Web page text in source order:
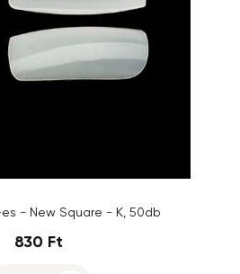
- New Square - K, 50db
830 Ft